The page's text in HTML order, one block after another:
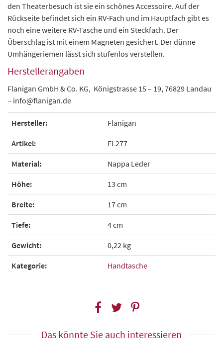
den Theaterbesuch ist sie ein schönes Accessoire. Auf der
Rückseite befindet sich ein RV-Fach und im Hauptfach gibt es
noch eine weitere RV-Tasche und ein Steckfach. Der
Überschlag ist mit einem Magneten gesichert. Der dünne
Umhängeriemen lässt sich stufenlos verstellen.
Herstellerangaben
Flanigan GmbH & Co. KG, Königstrasse 15 – 19, 76829 Landau
– info@flanigan.de
Hersteller: Flanigan
Artikel: FL277
Material: Nappa Leder
Höhe: 13 cm
Breite: 17 cm
Tiefe: 4 cm
Gewicht: 0,22 kg
Kategorie: Handtasche
Das könnte Sie auch interessieren